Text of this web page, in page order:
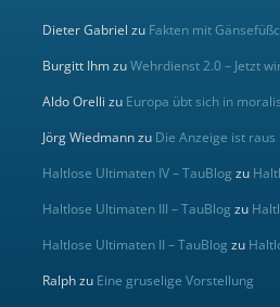
Dieter Gabriel zu Fakten mit
Burgitt IhmzuWehrdienst 2.0 – Jetzt
Aldo Orelli zu Europa übt sich in
Jörg Wiedmannzu Die Anzeige ist raus
Haltlose Ultimaten IV – TauBlog zu
Haltlose Ultimaten III – TauBlog zu
Haltlose Ultimaten II – TauBlog zu
Ralphzu Eine gruselige Vorstellung